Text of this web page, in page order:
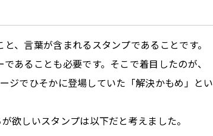
、言葉が含まれるスタンプであることです。
あることも必要です。そこで着目したのが、
ジでひそかに登場していた「解決かもめ」とい
欲しいスタンプは以下だと考えました。